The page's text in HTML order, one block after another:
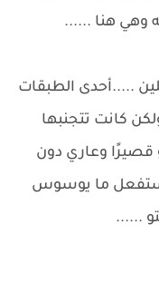
وهي هنا ......
.....أحدى الطبقات
كانت تتجنبها
قصيرًا وعاري دون
ستفعل ما يوسوس
......